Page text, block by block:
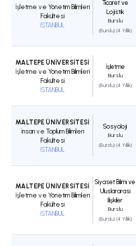
İşletme ve Yönetim Bilimleri
Fakültesi
İSTANBUL
Ticaret ve
Lojistik
Burslu
(Burslu) (4 Yıllık)
MALTEPE ÜNİVERSİTESİ
İşletme ve Yönetim Bilimleri
Fakültesi
İSTANBUL
İşletme
Burslu
(Burslu) (4 Yıllık)
MALTEPE ÜNİVERSİTESİ
İnsan ve Toplum Bilimleri
Fakültesi
İSTANBUL
Sosyoloji
Burslu
(Burslu) (4 Yıllık)
MALTEPE ÜNİVERSİTESİ
İşletme ve Yönetim Bilimleri
Fakültesi
İSTANBUL
Siyaset Bilimi ve
Uluslararası
İlişkiler
Burslu
(Burslu) (4 Yıllık)